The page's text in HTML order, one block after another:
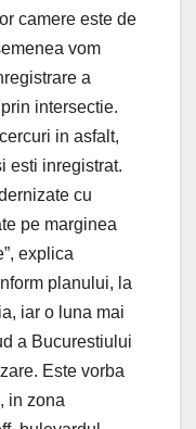
camere este de
vom
a
intersectie.
in asfalt,
esti inregistrat.
cu
pe marginea
explica
planului, la
iar o luna mai
a Bucurestiului
Este vorba
in zona